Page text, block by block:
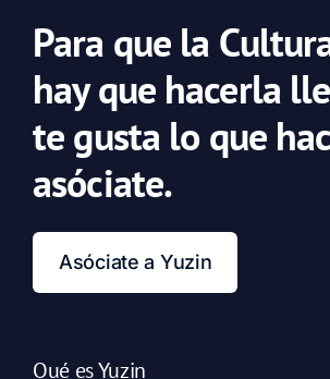
Para que la
hay que hacerla
te gusta lo que
asóciate.
Asóciate a Yuzin
Qué es Yuzin